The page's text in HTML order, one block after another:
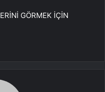
GÖRMEK İÇİN